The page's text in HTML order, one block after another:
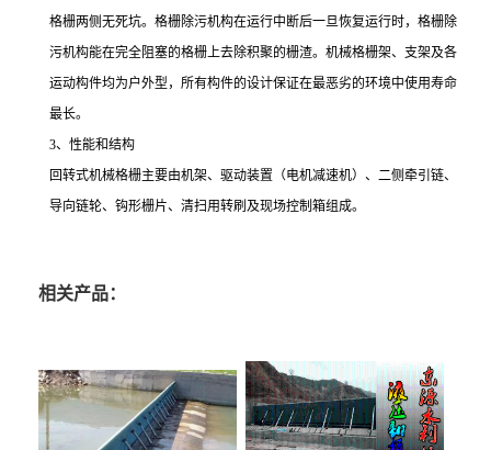
格栅两侧无死坑。格栅除污机构在运行中断后一旦恢复运行时，格栅除
污机构能在完全阻塞的格栅上去除积聚的栅渣。机械格栅架、支架及各
运动构件均为户外型，所有构件的设计保证在最恶劣的环境中使用寿命
最长。
3、性能和结构
回转式机械格栅主要由机架、驱动装置（电机减速机）、二侧牵引链、
导向链轮、钩形栅片、清扫用转刷及现场控制箱组成。
相关产品：